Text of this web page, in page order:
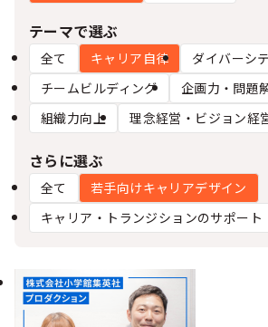
テーマで選ぶ
全て キャリア自律
ダイバーシ
チームビルディング
企画力・問題
組織力向上
理念経営・ビジョン経
さらに選ぶ
全て
若手向けキャリアデザイン
キャリア・トランジションのサポート